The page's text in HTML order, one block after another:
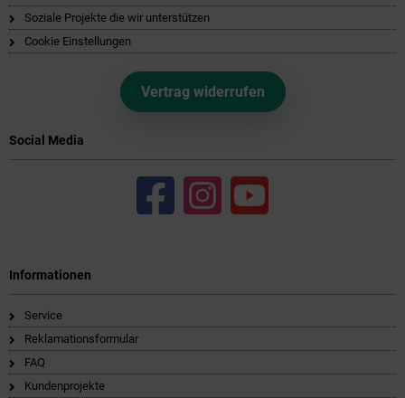
Soziale Projekte die wir unterstützen
Cookie Einstellungen
Vertrag widerrufen
Social Media
Informationen
Service
Reklamationsformular
FAQ
Kundenprojekte